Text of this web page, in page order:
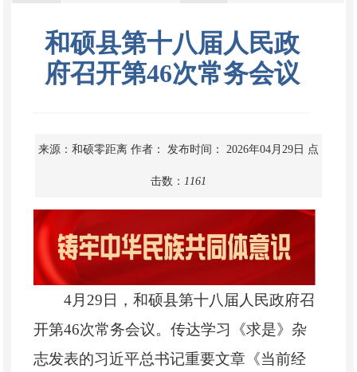
和硕县第十八届人民政
府召开第46次常务会议
来源：和硕零距离 作者： 发布时间： 2026年04月29日 点
击数： 1161
4月 29日，和硕县第十八届人民政府召
开第46次常务会议。传达学习《求是》杂
志发表的习近平总书记重要文章《当前经